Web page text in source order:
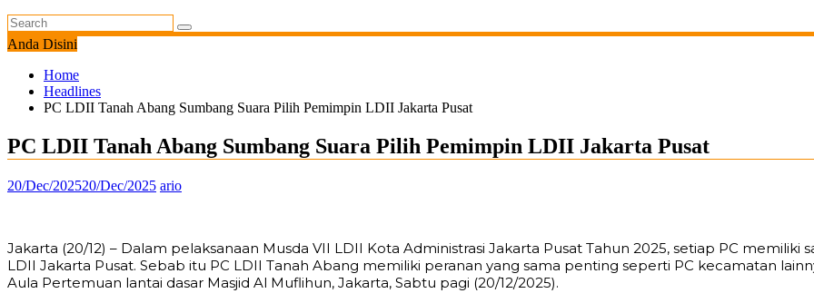
Anda Disini
Home
Headlines
PC LDII Tanah Abang Sumbang Suara Pilih Pemimpin LDII Jakarta Pusat
PC LDII Tanah Abang Sumbang Suara Pilih Pemimpin LDII Jakarta Pusat
20/Dec/202520/Dec/2025 ario
Jakarta (20/12) – Dalam pelaksanaan Musda VII LDII Kota Administrasi Jakarta Pusat Tahun 2025, setiap PC
LDII Jakarta Pusat. Sebab itu PC LDII Tanah Abang memiliki peranan yang sama penting seperti PC kecamatan
Aula Pertemuan lantai dasar Masjid Al Muflihun, Jakarta, Sabtu pagi (20/12/2025).